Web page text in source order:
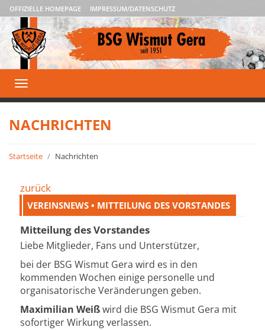
OFFIZIELLE HOMEPAGE IMPRESSUM/DATENSCHUTZ
Toggle
navigation
NACHRICHTEN
Startseite Nachrichten
zurück
VEREINSNEWS • MITTEILUNG DES VORSTANDES
Mitteilung des Vorstandes
Liebe Mitglieder, Fans und Unterstützer,
bei der BSG Wismut Gera wird es in den
kommenden Wochen einige personelle und
organisatorische Veränderungen geben.
Maximilian Weißwird die BSG Wismut Gera mit
sofortiger Wirkung verlassen.